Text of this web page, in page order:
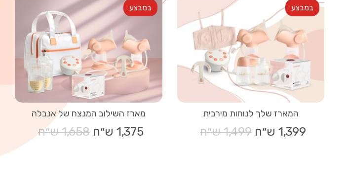
המארז שלך לנוחות מירבית
1,399 ש״ח
מחיר
1,499 ש״ח
במבצע
מארז השילוב המנצח של אנבלה
1,375 ש״ח
מחיר
1,658 ש״ח
במבצע